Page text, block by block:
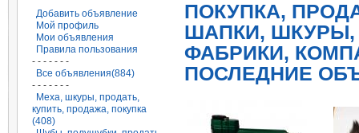
Добавить объявление
Мой профиль
Мои объявления
Правила пользования
- - - - - - -
Все объявления(884)
- - - - - - -
Меха, шкуры, продать,
купить, продажа, покупка
(408)
ПОКУПКА,
ШАПКИ,
ФАБРИКИ,
ПОСЛЕДНИЕ